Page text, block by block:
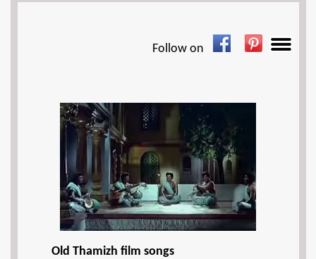
Follow on
Old Thamizh film songs